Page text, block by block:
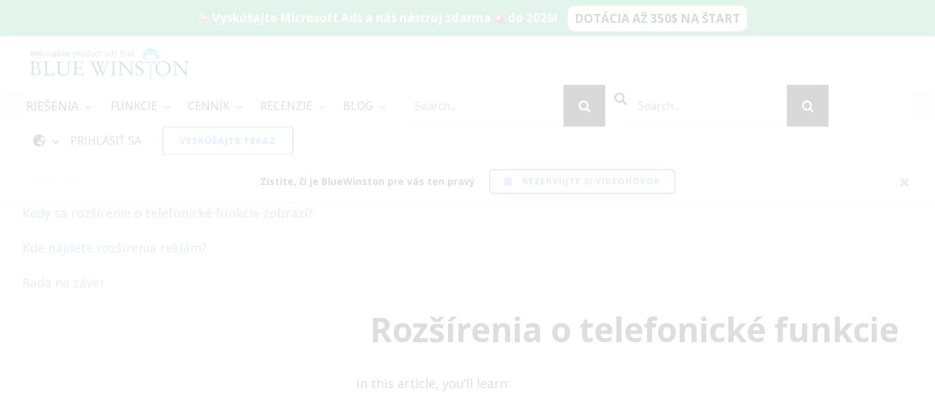
Vyskúšajte Microsoft Ads a náš nástroj zdarma do 2026! DOTÁCIA AŽ 350$ NA ŠTART
RIEŠENIA FUNKCIE CENNÍK RECENZIE BLOG
SEARCH
SEARCH
PRIHLÁSIŤ SA VYSKÚŠAJTE TERAZ
Zistite, či je BlueWinston pre vás ten pravý REZERVUJTE SI VIDEOHOVOR
Domov/Slovník /Rozšírenia o telefonické funkcie
Kedy sa rozšírenie o telefonické funkcie zobrazí?
Kde nájdete rozšírenia reklám?
Rada na záver
Rozšírenia o telefonické funkcie
In this article, you’ll learn: